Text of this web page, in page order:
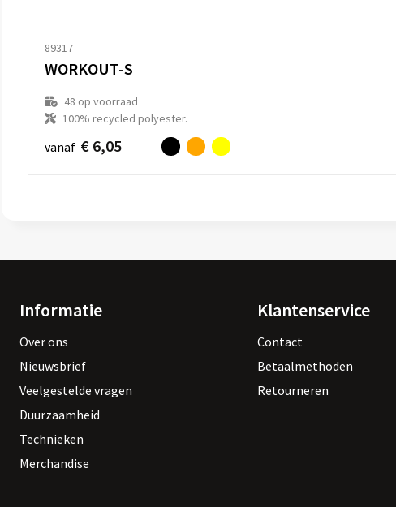
89317
WORKOUT-S
48 op voorraad
100% recycled polyester.
vanaf € 6,05
Informatie
Over ons
Nieuwsbrief
Veelgestelde vragen
Duurzaamheid
Technieken
Merchandise
Klantenservice
Contact
Betaalmethoden
Retourneren